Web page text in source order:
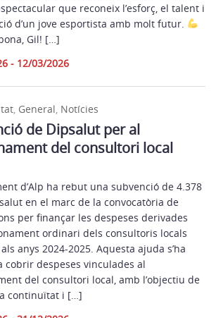
que reconeix l’esforç, el talent i
d’un jove esportista amb molt futur.
Gil! […]
- 12/03/2026
, General, Notícies
de Dipsalut per al
del consultori local
d’Alp ha rebut una subvenció de 4.378
en el marc de la convocatòria de
per finançar les despeses derivades
ordinari dels consultoris locals
als anys 2024-2025. Aquesta ajuda s’ha
cobrir despeses vinculades al
del consultori local, amb l’objectiu de
continuïtat i […]